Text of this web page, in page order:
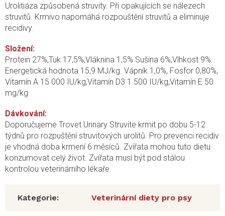
Urolitiáza způsobená struvity. Při opakujících se nálezech
struvitů. Krmivo napomáhá rozpouštění struvitů a eliminuje
recidivy.
Složení:
Protein 27%,Tuk 17,5%,Vláknina 1,5% Sušina 6%,Vlhkost 9%.
Energetická hodnota 15,9 MJ/kg. Vápník 1,0%, Fosfor 0,80%,
Vitamín A 15 000 IU/kg,Vitamín D3 1 500 IU/kg,Vitamín E 50
mg/kg
Dávkování:
Doporučujeme Trovet Urinary Struvite krmit po dobu 5-12
týdnů pro rozpuštění struvitových urolitů. Pro prevenci recidiv
je vhodná doba krmení 6 měsíců. Zvířata mohou tuto dietu
konzumovat celý život. Zvířata musí být pod stálou
kontrolou veterinárního lékaře.
Kategorie: Veterinární diety pro psy